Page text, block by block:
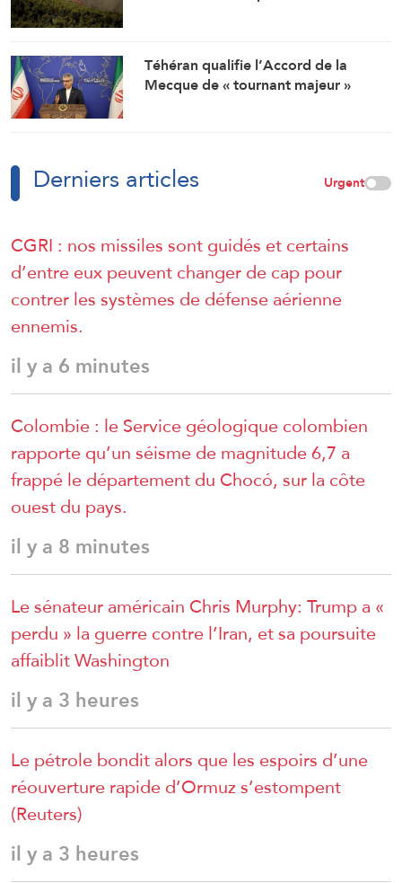
Téhéran qualifie l’Accord de la
Mecque de « tournant majeur »
Derniers articles Urgent
CGRI : nos missiles sont guidés et certains
d’entre eux peuvent changer de cap pour
contrer les systèmes de défense aérienne
ennemis.
il y a 6 minutes
Colombie : le Service géologique colombien
rapporte qu’un séisme de magnitude 6,7 a
frappé le département du Chocó, sur la côte
ouest du pays.
il y a 8 minutes
Le sénateur américain Chris Murphy: Trump a «
perdu » la guerre contre l’Iran, et sa poursuite
affaiblit Washington
il y a 3 heures
Le pétrole bondit alors que les espoirs d’une
réouverture rapide d’Ormuz s’estompent
(Reuters)
il y a 3 heures